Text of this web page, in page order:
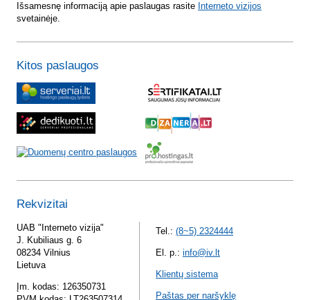
Išsamesnę informaciją apie paslaugas rasite Interneto vizijos
svetainėje.
Kitos paslaugos
Rekvizitai
UAB "Interneto vizija"
J. Kubiliaus g. 6
08234 Vilnius
Lietuva
Įm. kodas: 126350731
Tel.: (8~5) 2324444
El. p.: info@iv.lt
Klientų sistema
Paštas per naršyklę